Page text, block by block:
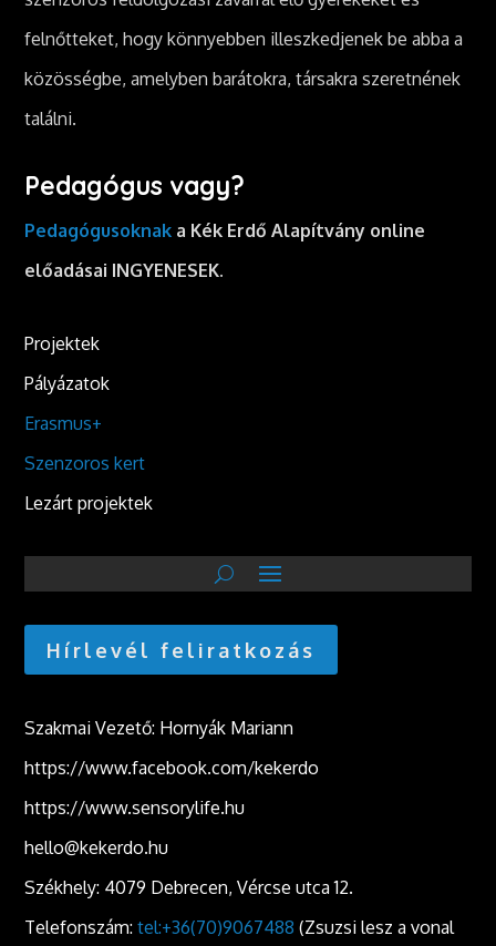
felnőtteket, hogy könnyebben illeszkedjenek be abba a
közösségbe, amelyben barátokra, társakra szeretnének
találni.
Pedagógus vagy?
Pedagógusoknak a Kék Erdő Alapítvány online
előadásai INGYENESEK.
Projektek
Pályázatok
Erasmus+
Szenzoros kert
Lezárt projektek
Hírlevél feliratkozás
Szakmai Vezető: Hornyák Mariann
https://www.facebook.com/kekerdo
https://www.sensorylife.hu
hello@kekerdo.hu
Székhely: 4079 Debrecen, Vércse utca 12.
Telefonszám:tel:+36(70)9067488 (Zsuzsi lesz a vonal